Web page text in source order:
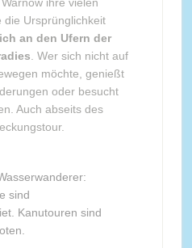
die Ursprünglichkeit
an den Ufern der
. Wer sich nicht auf
möchte, genießt
oder besucht
Auch abseits des
sind
Kanutouren sind